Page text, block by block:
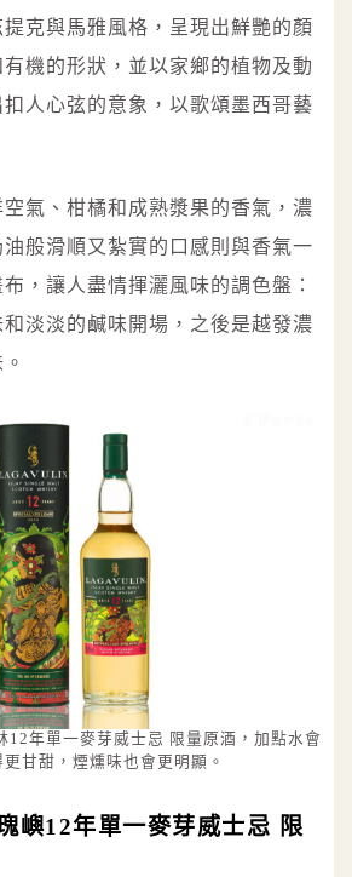
克與馬雅風格，呈現出鮮艷的顏
機的形狀，並以家鄉的植物及動
人心弦的意象，以歌頌墨西哥藝
氣、柑橘和成熟漿果的香氣，濃
般滑順又紮實的口感則與香氣一
，讓人盡情揮灑風味的調色盤：
淡淡的鹹味開場，之後是越發濃
12年單一麥芽威士忌 限量原酒，加點水會
甘甜，煙燻味也會更明顯。
嶼12年單一麥芽威士忌 限